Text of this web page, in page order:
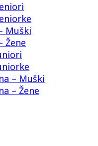
Muški
Žene
– Muški
– Žene